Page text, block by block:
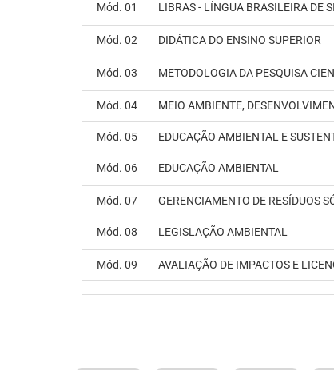
Mód. 01 LIBRAS - LÍNGUA BRASILEIRA DE
Mód. 02 DIDÁTICA DO ENSINO SUPERIOR
Mód. 03 METODOLOGIA DA PESQUISA
Mód. 04 MEIO AMBIENTE,
Mód. 05 EDUCAÇÃO AMBIENTAL E
Mód. 06 EDUCAÇÃO AMBIENTAL
Mód. 07 GERENCIAMENTO DE RESÍDUOS
Mód. 08 LEGISLAÇÃO AMBIENTAL
Mód. 09 AVALIAÇÃO DE IMPACTOS E